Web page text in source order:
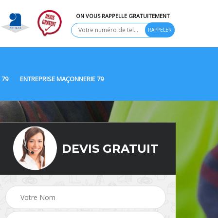
ON VOUS RAPPELLE GRATUITEMENT
79 ENTREPRISE MAÇONNERIE 79
Ravalement de façade Peinture Extérieure 79
DEVIS GRATUIT